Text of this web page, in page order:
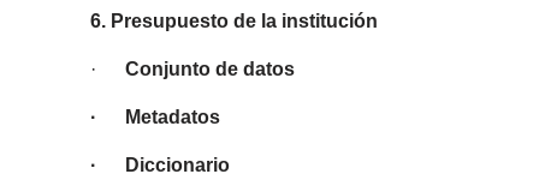
6. Presupuesto de la institución
· Conjunto de datos
· Metadatos
· Diccionario